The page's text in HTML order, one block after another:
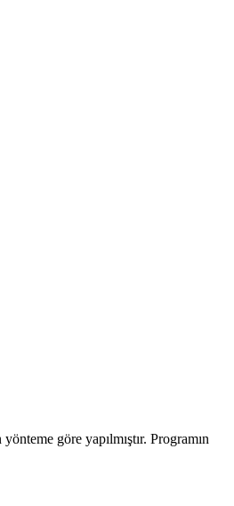
göre yapılmıştır. Programın